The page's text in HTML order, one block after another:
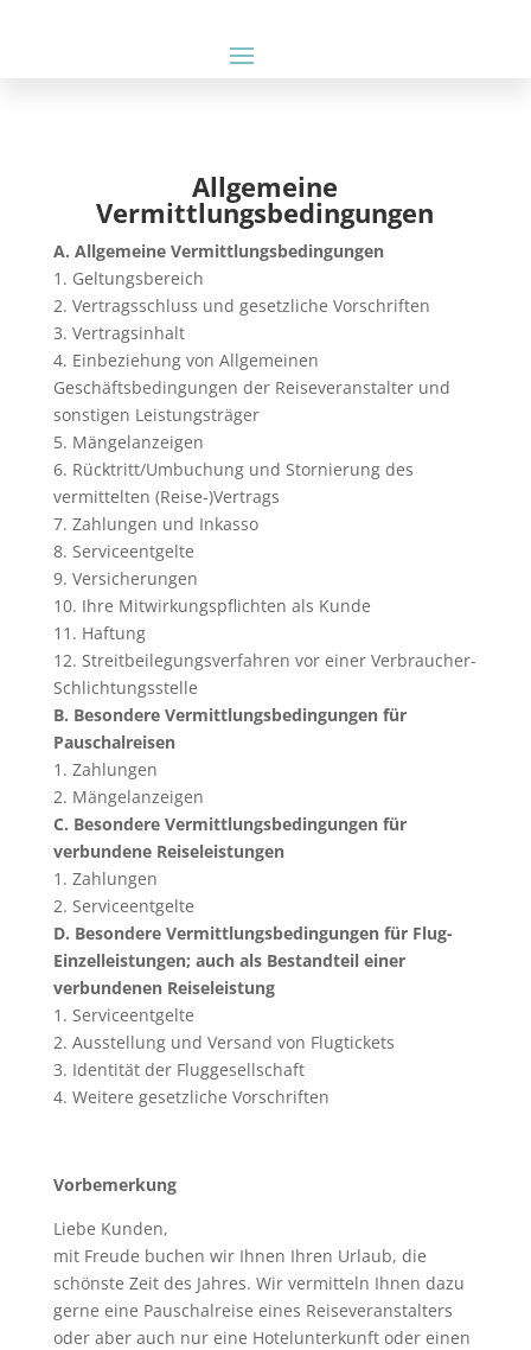
Allgemeine
Vermittlungsbedingungen
A. Allgemeine Vermittlungsbedingungen
1. Geltungsbereich
2. Vertragsschluss und gesetzliche Vorschriften
3. Vertragsinhalt
4. Einbeziehung von Allgemeinen
Geschäftsbedingungen der Reiseveranstalter und
sonstigen Leistungsträger
5. Mängelanzeigen
6. Rücktritt/Umbuchung und Stornierung des
vermittelten (Reise-)Vertrags
7. Zahlungen und Inkasso
8. Serviceentgelte
9. Versicherungen
10. Ihre Mitwirkungspflichten als Kunde
11. Haftung
12. Streitbeilegungsverfahren vor einer Verbraucher-
Schlichtungsstelle
B. Besondere Vermittlungsbedingungen für
Pauschalreisen
1. Zahlungen
2. Mängelanzeigen
C. Besondere Vermittlungsbedingungen für
verbundene Reiseleistungen
1. Zahlungen
2. Serviceentgelte
D. Besondere Vermittlungsbedingungen für Flug-
Einzelleistungen; auch als Bestandteil einer
verbundenen Reiseleistung
1. Serviceentgelte
2. Ausstellung und Versand von Flugtickets
3. Identität der Fluggesellschaft
4. Weitere gesetzliche Vorschriften
Vorbemerkung
Liebe Kunden,
mit Freude buchen wir Ihnen Ihren Urlaub, die
schönste Zeit des Jahres. Wir vermitteln Ihnen dazu
gerne eine Pauschalreise eines Reiseveranstalters
oder aber auch nur eine Hotelunterkunft oder einen